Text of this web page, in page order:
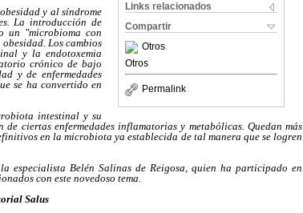
Links relacionados
Compartir
Otros
Otros
Permalink
y al síndrome
La introducción de
un "microbioma con
Los cambios
y la endotoxemia
crónico de bajo
y de enfermedades
se ha convertido en
intestinal y su
ciertas enfermedades inflamatorias y metabólicas. Quedan más
en la microbiota ya establecida de tal manera que se logren
especialista Belén Salinas de Reigosa, quien ha participado en
con este novedoso tema.
Salus